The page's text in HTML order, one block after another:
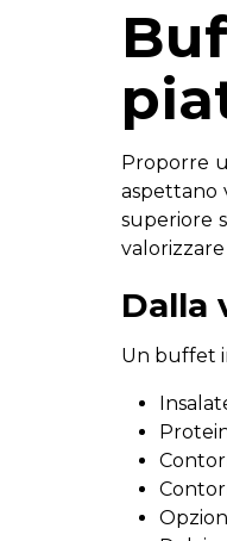
Proporre
aspettano
superiore
valorizzare
Dalla
Un buffet